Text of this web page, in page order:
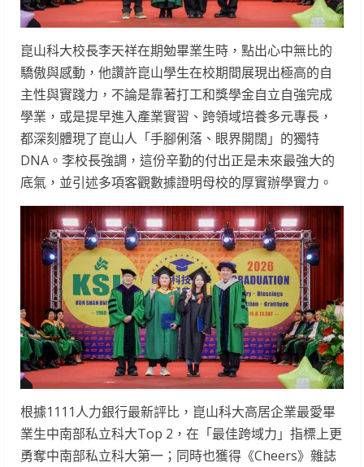
崑山科大校長李天祥在期勉畢業生時，點出心中無比的
驕傲與感動，他讚許崑山學生在校期間展現出極高的自
主性與實踐力，不論是靠著打工和獎學金自立自強完成
學業，或是提早進入產業實習、跨領域培養多元專長，
都深刻體現了崑山人「手腳俐落、眼界開闊」的獨特
DNA。李校長強調，這份辛勤的付出正是未來最強大的
底氣，並引述多項客觀數據證明母校的厚實辦學實力。
根據1111人力銀行最新評比，崑山科大高居企業最愛畢
業生中南部私立科大Top 2，在「最佳跨域力」指標上更
勇奪中南部私立科大第一；同時也獲得《Cheers》雜誌